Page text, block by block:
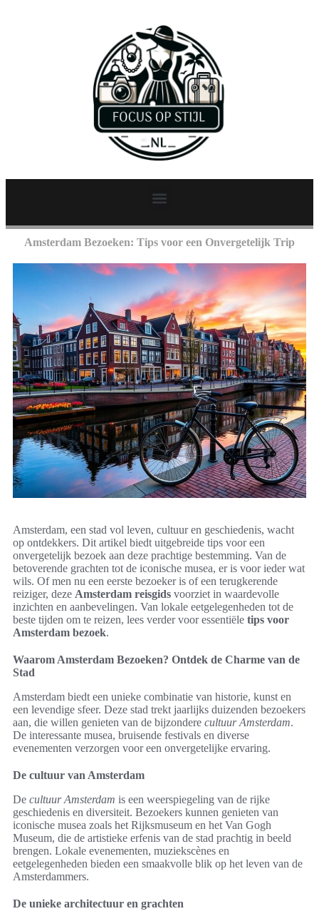
Amsterdam Bezoeken: Tips voor een Onvergetelijk Trip
Amsterdam, een stad vol leven, cultuur en geschiedenis, wacht
op ontdekkers. Dit artikel biedt uitgebreide tips voor een
onvergetelijk bezoek aan deze prachtige bestemming. Van de
betoverende grachten tot de iconische musea, er is voor ieder wat
wils. Of men nu een eerste bezoeker is of een terugkerende
reiziger, deze Amsterdam reisgids voorziet in waardevolle
inzichten en aanbevelingen. Van lokale eetgelegenheden tot de
beste tijden om te reizen, lees verder voor essentiële tips voor
Amsterdam bezoek.
Waarom Amsterdam Bezoeken? Ontdek de Charme van de
Stad
Amsterdam biedt een unieke combinatie van historie, kunst en
een levendige sfeer. Deze stad trekt jaarlijks duizenden bezoekers
aan, die willen genieten van de bijzondere cultuur Amsterdam.
De interessante musea, bruisende festivals en diverse
evenementen verzorgen voor een onvergetelijke ervaring.
De cultuur van Amsterdam
De cultuur Amsterdam is een weerspiegeling van de rijke
geschiedenis en diversiteit. Bezoekers kunnen genieten van
iconische musea zoals het Rijksmuseum en het Van Gogh
Museum, die de artistieke erfenis van de stad prachtig in beeld
brengen. Lokale evenementen, muziekscènes en
eetgelegenheden bieden een smaakvolle blik op het leven van de
Amsterdammers.
De unieke architectuur en grachten